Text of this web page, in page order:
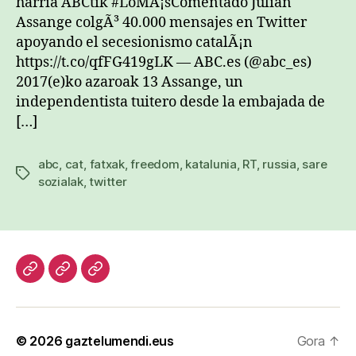
Assange colgÃ³ 40.000 mensajes en Twitter
apoyando el secesionismo catalÃ¡n
https://t.co/qfFG419gLK — ABC.es (@abc_es)
2017(e)ko azaroak 13 Assange, un
independentista tuitero desde la embajada de
[…]
Etiketak
abc, cat, fatxak,freedom, katalunia, RT, russia, sare
sozialak,twitter
HasieraKazetari
Patxi
© 2026 gaztelumendi.eus Gora ↑